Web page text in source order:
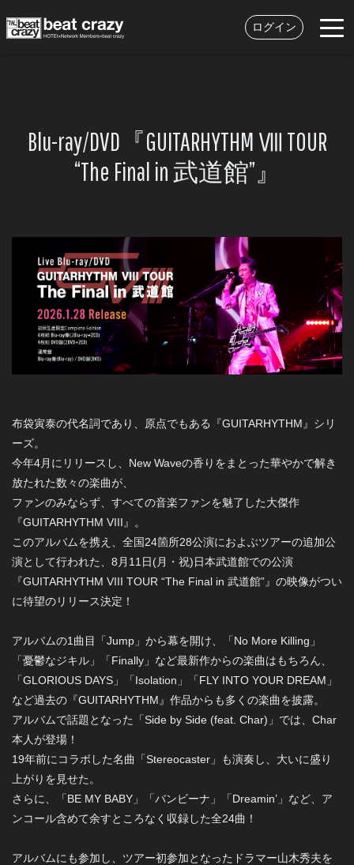
ログイン
Blu-ray/DVD『GUITARHYTHM Ⅷ TOUR
“The Final in 武道館”』
布袋寅泰の代名詞であり、原点でもある『GUITARHYTHM』シリ
ーズ。
今年4月にリリースし、New Waveの香りをまとった華やかで解き
放たれた数々の楽曲が、
ファンのみならず、すべての音楽ファンを魅了した大傑作
『GUITARHYTHM VIII』。
このアルバムを携え、全国24箇所28公演におよぶツアーの追加公
演として行われた、8月11日(月・祝)日本武道館での公演
『GUITARHYTHM VIII TOUR “The Final in 武道館”』の映像がつい
に待望のリリース決定！
アルバムの1曲目「Jump」から幕を開け、「No More Killing」
「憂鬱なジキル」「Finally」など最新作からの楽曲はもちろん、
「GLORIOUS DAYS」「Isolation」「FLY INTO YOUR DREAM」
など過去の『GUITARHYTHM』作品からも多くの楽曲を披露。
アルバムで話題となった「Side by Side (feat. Char)」では、Char
本人が登場！
19年前にコラボした名曲「Stereocaster」も演奏し、大いに盛り
上がりを見せた。
さらに、「BE MY BABY」「バンビーナ」「Dreamin’」など、ア
ンコール含めて余すところなく収録した全24曲！
アルバムにも参加し、ツアー初参加となったドラマー山木秀夫を